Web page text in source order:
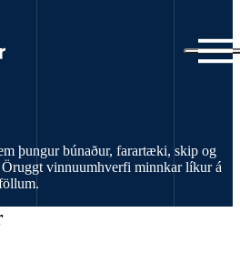
hafnir
þungur búnaður, farartæki, skip og
vinnuumhverfi minnkar líkur á